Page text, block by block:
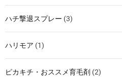
ハチ撃退スプレー (3)
ハリモア (1)
ピカキチ・おススメ育毛剤 (2)